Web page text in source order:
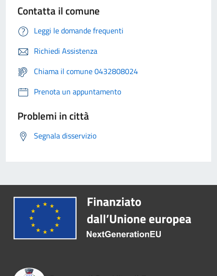
Contatta il comune
Leggi le domande frequenti
Richiedi Assistenza
Chiama il comune 0432808024
Prenota un appuntamento
Problemi in città
Segnala disservizio